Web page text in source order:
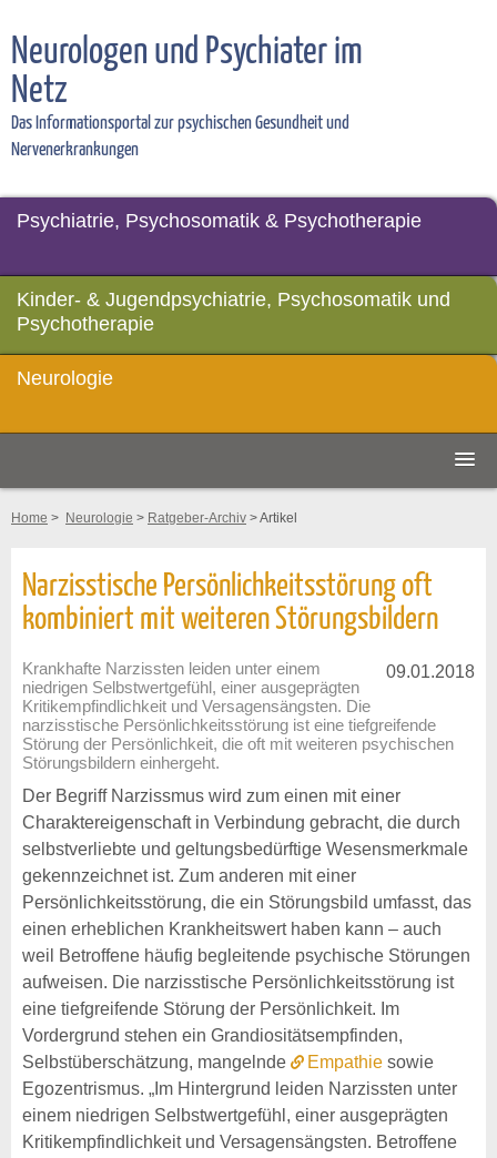
Neurologen und Psychiater im
Netz
Das Informationsportal zur psychischen Gesundheit und
Nervenerkrankungen
Psychiatrie, Psychosomatik & Psychotherapie
Kinder- & Jugendpsychiatrie, Psychosomatik und
Psychotherapie
Neurologie
Home > Neurologie > Ratgeber-Archiv > Artikel
Narzisstische Persönlichkeitsstörung oft
kombiniert mit weiteren Störungsbildern
09.01.2018
Krankhafte Narzissten leiden unter einem
niedrigen Selbstwertgefühl, einer ausgeprägten
Kritikempfindlichkeit und Versagensängsten. Die
narzisstische Persönlichkeitsstörung ist eine tiefgreifende
Störung der Persönlichkeit, die oft mit weiteren psychischen
Störungsbildern einhergeht.
Der Begriff Narzissmus wird zum einen mit einer
Charaktereigenschaft in Verbindung gebracht, die durch
selbstverliebte und geltungsbedürftige Wesensmerkmale
gekennzeichnet ist. Zum anderen mit einer
Persönlichkeitsstörung, die ein Störungsbild umfasst, das
einen erheblichen Krankheitswert haben kann – auch
weil Betroffene häufig begleitende psychische Störungen
aufweisen. Die narzisstische Persönlichkeitsstörung ist
eine tiefgreifende Störung der Persönlichkeit. Im
Vordergrund stehen ein Grandiositätsempfinden,
Selbstüberschätzung, mangelnde
Empathie sowie
Egozentrismus. „Im Hintergrund leiden Narzissten unter
einem niedrigen Selbstwertgefühl, einer ausgeprägten
Kritikempfindlichkeit und Versagensängsten. Betroffene